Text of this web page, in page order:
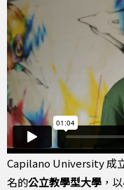
Capilano University 成
名的公立教學型大學 ，